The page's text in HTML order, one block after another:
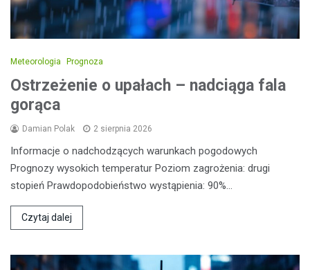
Meteorologia Prognoza
Ostrzeżenie o upałach – nadciąga fala
gorąca
Damian Polak 2 sierpnia 2026
Informacje o nadchodzących warunkach pogodowych
Prognozy wysokich temperatur Poziom zagrożenia: drugi
stopień Prawdopodobieństwo wystąpienia: 90%…
Czytaj dalej